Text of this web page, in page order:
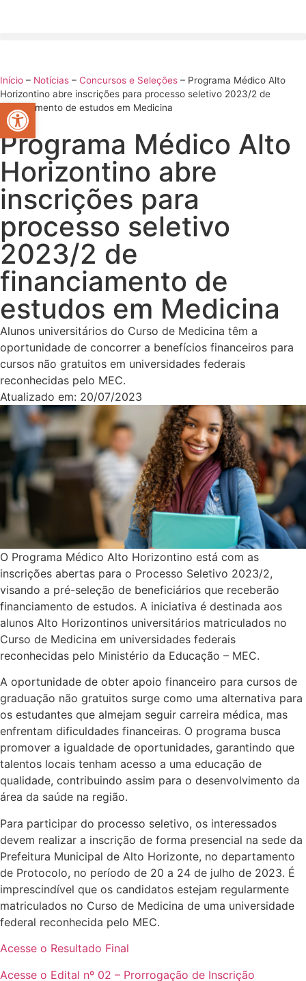
Início – Notícias – Concursos e Seleções – Programa Médico Alto
Horizontino abre inscrições para processo seletivo 2023/2 de
financiamento de estudos em Medicina
Programa Médico Alto
Horizontino abre
inscrições para
processo seletivo
2023/2 de
financiamento de
estudos em Medicina
Alunos universitários do Curso de Medicina têm a
oportunidade de concorrer a benefícios financeiros para
cursos não gratuitos em universidades federais
reconhecidas pelo MEC.
Atualizado em: 20/07/2023
O Programa Médico Alto Horizontino está com as
inscrições abertas para o Processo Seletivo 2023/2,
visando a pré-seleção de beneficiários que receberão
financiamento de estudos. A iniciativa é destinada aos
alunos Alto Horizontinos universitários matriculados no
Curso de Medicina em universidades federais
reconhecidas pelo Ministério da Educação – MEC.
A oportunidade de obter apoio financeiro para cursos de
graduação não gratuitos surge como uma alternativa para
os estudantes que almejam seguir carreira médica, mas
enfrentam dificuldades financeiras. O programa busca
promover a igualdade de oportunidades, garantindo que
talentos locais tenham acesso a uma educação de
qualidade, contribuindo assim para o desenvolvimento da
área da saúde na região.
Para participar do processo seletivo, os interessados
devem realizar a inscrição de forma presencial na sede da
Prefeitura Municipal de Alto Horizonte, no departamento
de Protocolo, no período de 20 a 24 de julho de 2023. É
imprescindível que os candidatos estejam regularmente
matriculados no Curso de Medicina de uma universidade
federal reconhecida pelo MEC.
Acesse o Resultado Final
Acesse o Edital nº 02 – Prorrogação de Inscrição
Abrir a barra de ferramentas